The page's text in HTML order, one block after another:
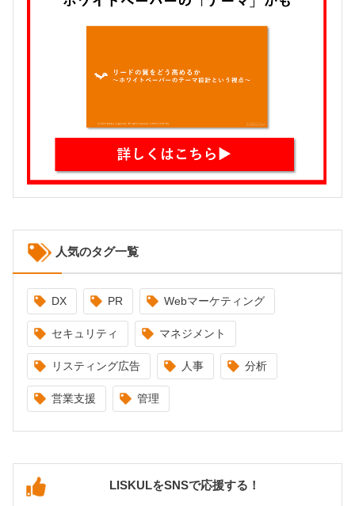
人気のタグ一覧
DX PR Webマーケティング
セキュリティ マネジメント
リスティング広告 人事 分析
営業支援 管理
LISKULをSNSで応援する！